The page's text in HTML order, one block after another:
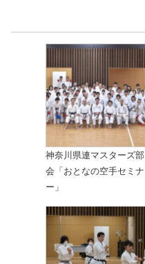
神奈川県連マスターズ部
会「おとなの空手セミナ
ー」